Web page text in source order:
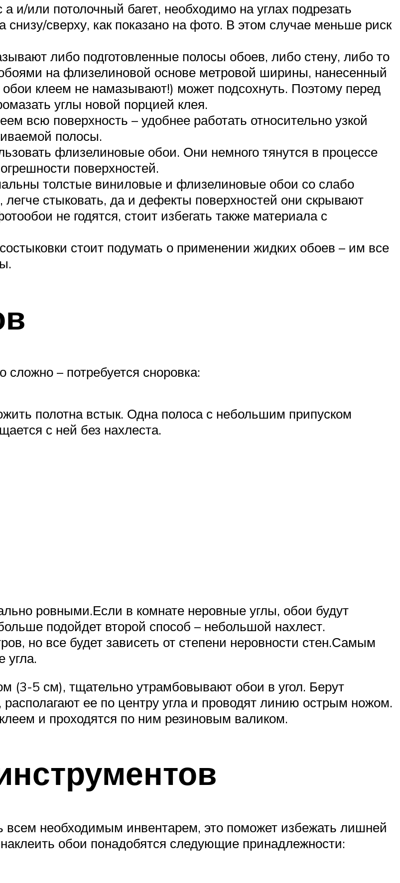
и/или потолочный багет, необходимо на углах подрезать
сверху, как показано на фото. В этом случае меньше риск
либо подготовленные полосы обоев, либо стену, либо то
на флизелиновой основе метровой ширины, нанесенный
клеем не намазывают!) может подсохнуть. Поэтому перед
углы новой порцией клея.
всю поверхность – удобнее работать относительно узкой
полосы.
флизелиновые обои. Они немного тянутся в процессе
поверхностей.
толстые виниловые и флизелиновые обои со слабо
стыковать, да и дефекты поверхностей они скрывают
не годятся, стоит избегать также материала с
стоит подумать о применении жидких обоев – им все
сложно – потребуется сноровка:
полотна встык. Одна полоса с небольшим припуском
с ней без нахлеста.
ровными.Если в комнате неровные углы, обои будут
подойдет второй способ – небольшой нахлест.
но все будет зависеть от степени неровности стен.Самым
угла.
(3-5 см), тщательно утрамбовывают обои в угол. Берут
ее по центру угла и проводят линию острым ножом.
и проходятся по ним резиновым валиком.
всем необходимым инвентарем, это поможет избежать лишней
обои понадобятся следующие принадлежности: